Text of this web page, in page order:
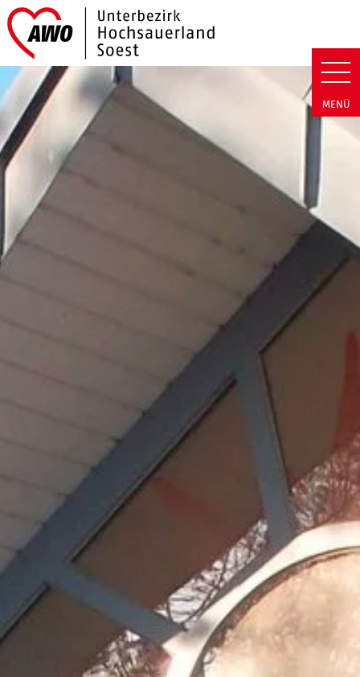
AWO Hochsauerland/Soest |
MENÜ